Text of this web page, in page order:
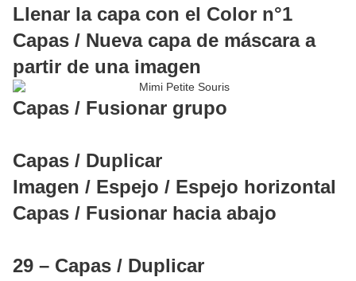
Llenar la capa con el Color n°1
Capas / Nueva capa de máscara a
partir de una imagen
Capas / Fusionar grupo
Capas / Duplicar
Imagen / Espejo / Espejo horizontal
Capas / Fusionar hacia abajo
29 – Capas / Duplicar